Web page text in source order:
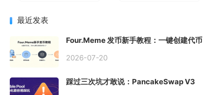
最近发表
Four.Meme 发币新手教程：一键创建代币
2026-07-20
踩过三次坑才敢说：PancakeSwap V3